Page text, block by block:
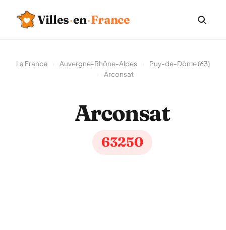
Villes·en·France
La France Auvergne-Rhône-Alpes
Puy-de-Dôme (63)
Arconsat
Arconsat
63250